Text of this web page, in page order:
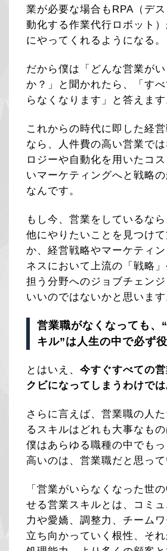
業が必要な場合もRPA（デ
動化する作業代行ロボット
にやってくれるようになる。
だから僕は「どんな営業が
か？」と聞かれたら、「す
らなくなります」と答えます
これからの時代に即した経
なら、人件費の高い営業で
ロジーや自動化を用いたコ
いマーケティングへと戦略
なんです。
もし今、営業をしているな
他にやりたいことを見つけ
か、経営戦略やマーケティ
ネスにおいて上流の「戦略
担う分野へのジョブチェン
いいのではないかと思います
営業職がなくなっても、
キル”は人生の中で必ず
とはいえ、今すぐすべての
クビになってしまうわけで
さらに言えば、営業職の人
るスキルはどれも大事なもの
僕はあらゆる職種の中でも
高いのは、営業職だと思って
「営業がいらなくなった世
せる営業スキルとは、コミ
力や愛嬌、調整力、チーム
立ち向かっていく根性、そ